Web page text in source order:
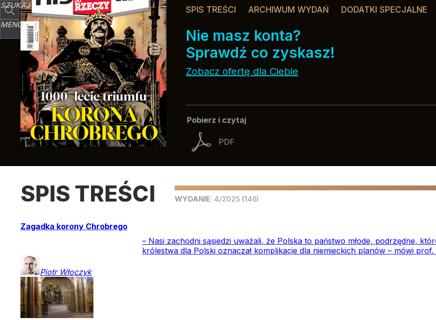
SZUKAJ
MENU
SPIS TREŚCI ARCHIWUM WYDAŃ DODATKI SPECJALNE
Nie masz konta?
Sprawdź co zyskasz!
Zobacz ofertę dla Ciebie
Pobierz i czytaj
PDF
SPIS TREŚCI WYDANIE: 4/2025 (146)
Zagadka korony Chrobrego
– Nasi zachodni sąsiedzi uważali, że Polska to państwo młode, podrzędne,
królestwa dla Polski oznaczał komplikacje dla niemieckich planów – mówi prof.
Piotr Włoczyk